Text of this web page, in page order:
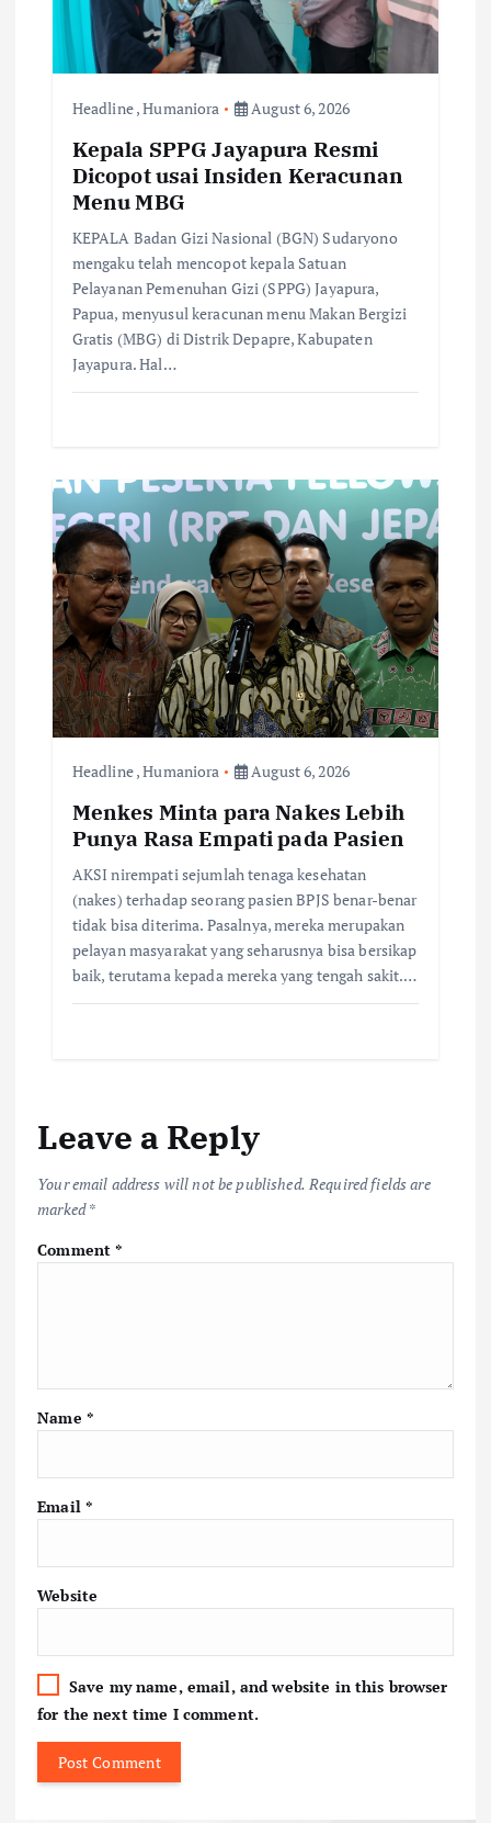
o
Headline,Humaniora August 6, 2026
Kepala SPPG Jayapura Resmi
Dicopot usai Insiden Keracunan
Menu MBG
KEPALA Badan Gizi Nasional (BGN) Sudaryono
mengaku telah mencopot kepala Satuan
Pelayanan Pemenuhan Gizi (SPPG) Jayapura,
Papua, menyusul keracunan menu Makan Bergizi
Gratis (MBG) di Distrik Depapre, Kabupaten
Jayapura. Hal…
Headline,Humaniora August 6, 2026
Menkes Minta para Nakes Lebih
Punya Rasa Empati pada Pasien
AKSI nirempati sejumlah tenaga kesehatan
(nakes) terhadap seorang pasien BPJS benar-benar
tidak bisa diterima. Pasalnya, mereka merupakan
pelayan masyarakat yang seharusnya bisa bersikap
baik, terutama kepada mereka yang tengah sakit.…
Leave a Reply
Your email address will not be published. Required fields are
marked*
Comment*
Name *
Email *
Website
Save my name, email, and website in this browser
for the next time I comment.